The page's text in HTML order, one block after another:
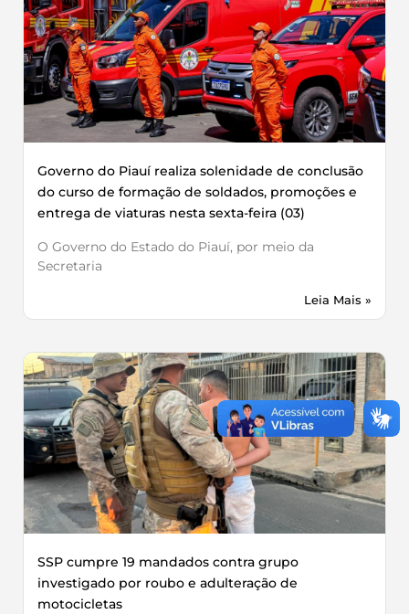
Governo do Piauí realiza solenidade de conclusão
do curso de formação de soldados, promoções e
entrega de viaturas nesta sexta-feira (03)
O Governo do Estado do Piauí, por meio da
Secretaria
Leia Mais »
SSP cumpre 19 mandados contra grupo
investigado por roubo e adulteração de
motocicletas